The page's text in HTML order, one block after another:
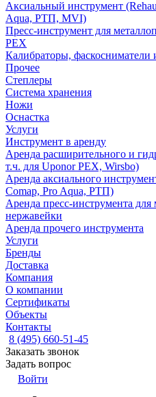
Аксиальный инструмент
Aqua, РТП, MVI)
Пресс-инструмент для
PEX
Калибраторы, фаскосниматели
Прочее
Степлеры
Система хранения
Ножи
Оснастка
Услуги
Инструмент в аренду
Аренда расширительного и
т.ч. для Uponor PEX, Wirsbo)
Аренда аксиального
Comap, Pro Aqua, РТП)
Аренда пресс-инструмента для
нержавейки
Аренда прочего инструмента
Услуги
Бренды
Доставка
Компания
О компании
Сертификаты
Объекты
Контакты
8 (495) 660-51-45
Заказать звонок
Задать вопрос
Войти